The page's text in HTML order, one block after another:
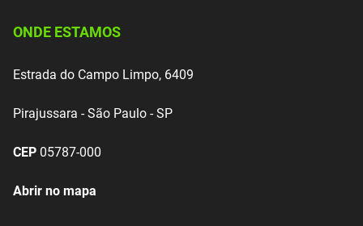
ONDE ESTAMOS
Estrada do Campo Limpo, 6409
Pirajussara - São Paulo - SP
CEP 05787-000
Abrir no mapa